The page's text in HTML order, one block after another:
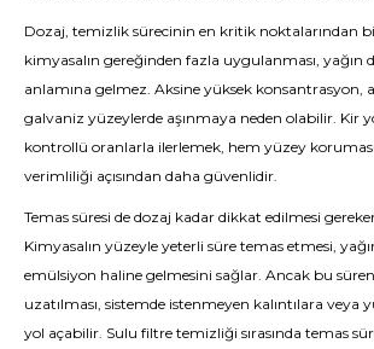
Dozaj, temizlik sürecinin en kritik noktalarından
kimyasalın gereğinden fazla uygulanması, yağın
anlamına gelmez. Aksine yüksek
galvaniz yüzeylerde aşınmaya neden olabilir. Kir
kontrollü oranlarla ilerlemek, hem yüzey
verimliliği açısından daha güvenlidir.
Temas süresi de dozaj kadar dikkat edilmesi
Kimyasalın yüzeyle yeterli süre temas etmesi,
emülsiyon haline gelmesini sağlar. Ancak bu
uzatılması, sistemde istenmeyen kalıntılara
yol açabilir. Sulu filtre temizliği sırasında temas